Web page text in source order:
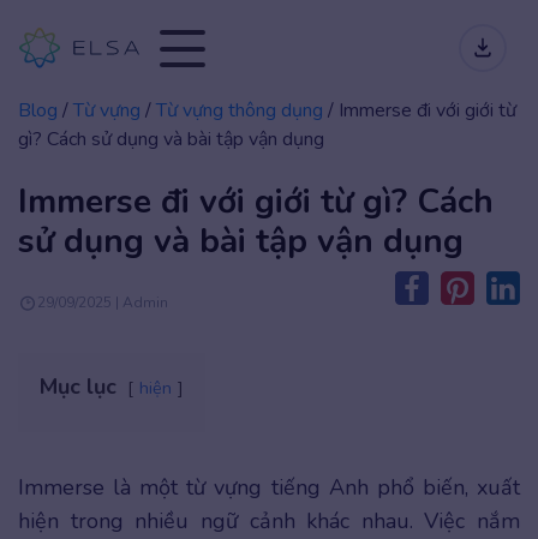
Blog /Từ vựng /Từ vựng thông dụng / Immerse đi với giới từ
gì? Cách sử dụng và bài tập vận dụng
Immerse đi với giới từ gì? Cách
sử dụng và bài tập vận dụng
29/09/2025 | Admin
Mục lục hiện
Immerse là một từ vựng tiếng Anh phổ biến, xuất
hiện trong nhiều ngữ cảnh khác nhau. Việc nắm